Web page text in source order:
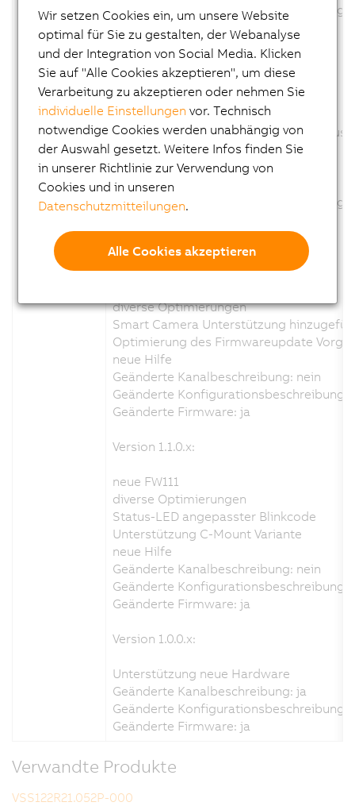
Geänderte Konfigurationsbeschreibung:
Geänderte Firmware: ja
Version 1.7.0.x:
neue FW114
diverse Optimierungen
Optimierung des Digitalausgangsstatus
Unterstützung externer Trigger
neue Hilfe
Geänderte Kanalbeschreibung:nein
Geänderte Konfigurationsbeschreibung:
Version 1.6.0.x:
diverse Optimierungen
Smart Camera Unterstützung
Optimierung des Firmwareupdate
neue Hilfe
Geänderte Kanalbeschreibung: nein
Geänderte Konfigurationsbeschreibung:
Geänderte Firmware: ja
Version 1.1.0.x:
neue FW111
diverse Optimierungen
Status-LED angepasster Blinkcode
Unterstützung C-Mount Variante
neue Hilfe
Geänderte Kanalbeschreibung: nein
Geänderte Konfigurationsbeschreibung:
Geänderte Firmware: ja
Version 1.0.0.x:
Unterstützung neue Hardware
Geänderte Kanalbeschreibung: ja
Geänderte Konfigurationsbeschreibung:
Geänderte Firmware: ja
Verwandte Produkte
VSS122R21.052P-000
Wir setzen Cookies ein, um unsere Website
optimal für Sie zu gestalten, der Webanalyse
und der Integration von Social Media. Klicken
Sie auf "Alle Cookies akzeptieren", um diese
Verarbeitung zu akzeptieren oder nehmen Sie
individuelle Einstellungen vor. Technisch
notwendige Cookies werden unabhängig von
der Auswahl gesetzt. Weitere Infos finden Sie
in unserer Richtlinie zur Verwendung von
Cookies und in unseren
Datenschutzmitteilungen.
Alle Cookies akzeptieren